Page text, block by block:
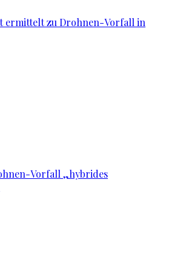
ermittelt zu Drohnen-Vorfall in
Vorfall „hybrides